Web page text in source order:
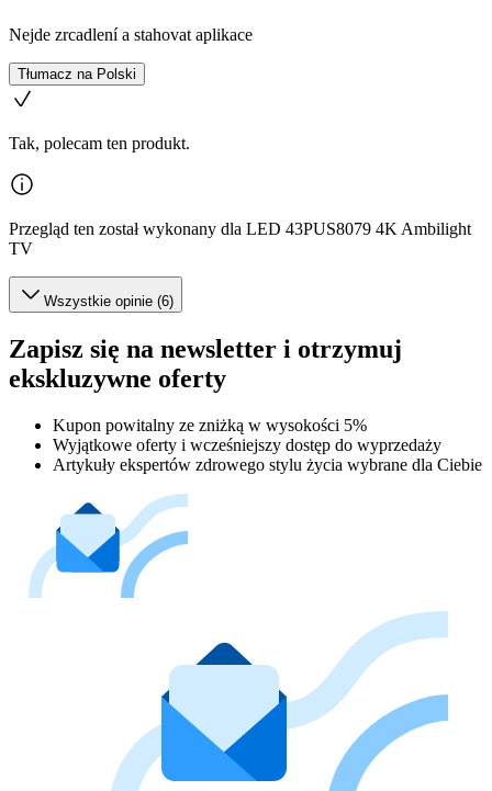
Nejde zrcadlení a stahovat aplikace
Tłumacz na Polski
Tak, polecam ten produkt.
Przegląd ten został wykonany dla LED 43PUS8079 4K Ambilight
TV
Wszystkie opinie (6)
Zapisz się na newsletter i otrzymuj
ekskluzywne oferty
Kupon powitalny ze zniżką w wysokości 5%
Wyjątkowe oferty i wcześniejszy dostęp do wyprzedaży
Artykuły ekspertów zdrowego stylu życia wybrane dla Ciebie